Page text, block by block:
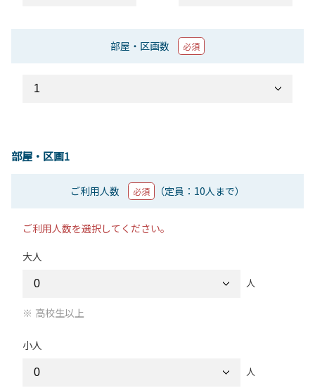
部屋・区画数 必須
部屋・区画1
ご利用人数 必須 （定員：10人まで）
ご利用人数を選択してください。
大人
人
高校生以上
小人
人